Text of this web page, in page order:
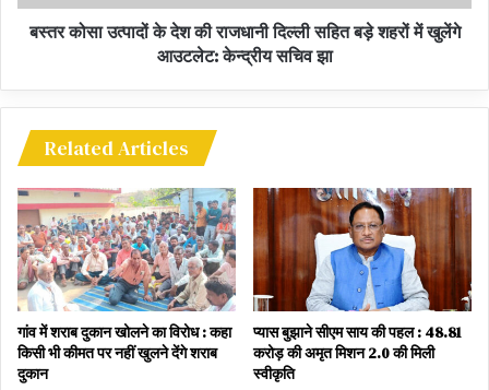
बस्तर कोसा उत्पादों के देश की राजधानी दिल्ली सहित बड़े शहरों में खुलेंगे
आउटलेट: केन्द्रीय सचिव झा
Related Articles
गांव में शराब दुकान खोलने का विरोध : कहा
किसी भी कीमत पर नहीं खुलने देंगे शराब
दुकान
प्यास बुझाने सीएम साय की पहल : 48.81
करोड़ की अमृत मिशन 2.0 की मिली
स्वीकृति